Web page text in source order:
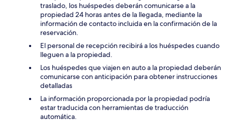
traslado, los huéspedes deberán comunicarse a la
propiedad 24 horas antes de la llegada, mediante la
información de contacto incluida en la confirmación de la
reservación.
El personal de recepción recibirá a los huéspedes cuando
lleguen a la propiedad.
Los huéspedes que viajen en auto a la propiedad deberán
comunicarse con anticipación para obtener instrucciones
detalladas
La información proporcionada por la propiedad podría
estar traducida con herramientas de traducción
automática.